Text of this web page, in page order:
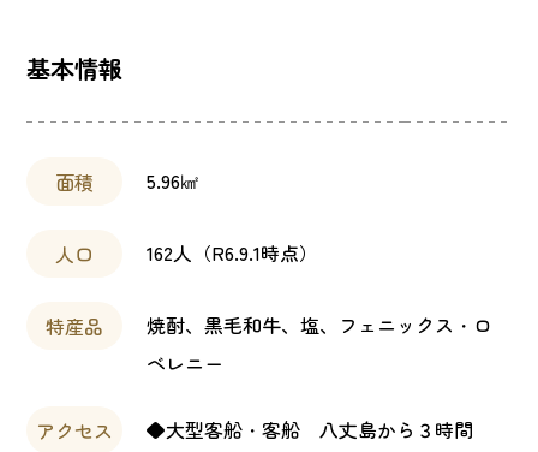
基本情報
面積 5.96㎢
人口 162人（R6.9.1時点）
特産品
焼酎、黒毛和牛、塩、フェニックス・ロ
ベレニー
アクセス
◆大型客船・客船 八丈島から３時間